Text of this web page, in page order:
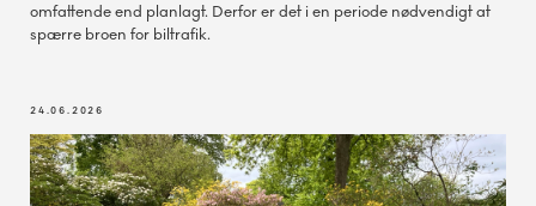
omfattende end planlagt. Derfor er det i en periode nødvendigt at
spærre broen for biltrafik.
24.06.2026